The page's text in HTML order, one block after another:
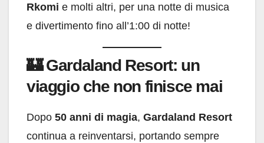
Rkomi e molti altri, per una notte di musica
e divertimento fino all’1:00 di notte!
🏰Gardaland Resort: un
viaggio che non finisce mai
Dopo 50 anni di magia, Gardaland Resort
continua a reinventarsi, portando sempre